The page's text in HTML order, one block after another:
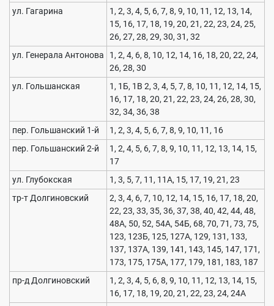
ул. Гагарина
1, 2, 3, 4, 5, 6, 7, 8, 9, 10, 11, 12, 13, 14,
15, 16, 17, 18, 19, 20, 21, 22, 23, 24, 25,
26, 27, 28, 29, 30, 31, 32
ул. Генерала Антонова
1, 2, 4, 6, 8, 10, 12, 14, 16, 18, 20, 22, 24,
26, 28, 30
ул. Гольшанская
1, 1Б, 1В 2, 3, 4, 5, 7, 8, 10, 11, 12, 14, 15,
16, 17, 18, 20, 21, 22, 23, 24, 26, 28, 30,
32, 34, 36, 38
пер. Гольшанский 1-й
1, 2, 3, 4, 5, 6, 7, 8, 9, 10, 11, 16
пер. Гольшанский 2-й
1, 2, 4, 5, 6, 7, 8, 9, 10, 11, 12, 13, 14, 15,
17
ул. Глубокская
1, 3, 5, 7, 11, 11А, 15, 17, 19, 21, 23
тр-т Долгиновский
2, 3, 4, 6, 7, 10, 12, 14, 15, 16, 17, 18, 20,
22, 23, 33, 35, 36, 37, 38, 40, 42, 44, 48,
48А, 50, 52, 54А, 54Б, 68, 70, 71, 73, 75,
123, 123Б, 125, 127А, 129, 131, 133,
137, 137А, 139, 141, 143, 145, 147, 171,
173, 175, 175А, 177, 179, 181, 183, 187
пр-д Долгиновский
1, 2, 3, 4, 5, 6, 8, 9, 10, 11, 12, 13, 14, 15,
16, 17, 18, 19, 20, 21, 22, 23, 24, 24А